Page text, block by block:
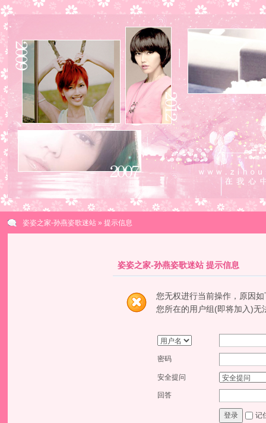
姿姿之家-孙燕姿歌迷站» 提示信息
姿姿之家-孙燕姿歌迷站 提示信息
您无权进行当前操作，原因如
您所在的用户组(即将加入)无
密码
安全提问
回答
登录 记